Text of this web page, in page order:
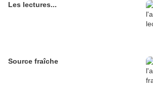
Les lectures...
Source fraîche